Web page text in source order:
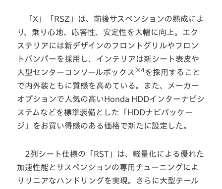
「X」「RSZ」は、前後サスペンションの熟成によ
り、乗り心地、応答性、安定性を大幅に向上。エク
ステリアには新デザインのフロントグリルやフロン
トバンパーを採用し、インテリアは新シート表皮や
大型センターコンソールボックス ※4を採用すること
で内外装ともに質感を高めている。また、メーカー
オプションで人気の高いHonda HDDインターナビシ
ステムなどを標準装備とした「HDDナビパッケー
ジ」をお買い得感のある価格で新たに設定した。
2列シート仕様の「RST」は、軽量化による優れた
加速性能とサスペンションの専用チューニングによ
りリニアなハンドリングを実現。さらに大型テール